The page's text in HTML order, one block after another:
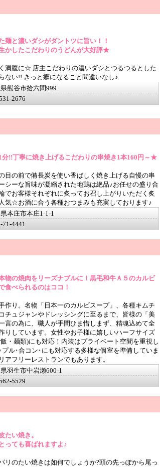
麺と濃いダシがダントツに旨い！！
かしたこだわりのうどんが大好評★
満腹に☆ 店主こだわりの濃いダシとつるつるとした
ない!! きっと癖になること間違いなし♪
熊谷市拾六間999
2676
分!!丁寧に焼き上げるこだわりの串焼き1本160円～★
目の前で備長炭を使い香ばしく焼き上げる自慢の串
シーな旨味が凝縮された地鶏は絶品♪お任せの盛り合
でお客様それぞれに炙ってお召し上がりいただく炙
気☆お酒に合う各種おつまみも充実しております♪
本庄市本庄1-1-1
4441
物の焼肉をリーズナブルに！黒毛和牛Ａ５のカルビ
食べられるのはココ！
作り。名物「日本一のカルビスープ」、各種キムチ
チュジャンやドレッシングに至るまで、皆様の「美
言の為に、職人が手間ひま惜しまず、精魂込めて全
りしています。女性やお子様に嬉しいハーフサイズ
・麺類)にも対応！内装はプライベート空間を重視し
プル･合コン･にも対応する多様な個室を準備していま
アフリーレストランでもあります。
羽生市中岩瀬600-1
5529
たい焼き。
っても喜ばれますよ♪
リのたい焼きは如何でしょうか?頭の先っぽから尾っ